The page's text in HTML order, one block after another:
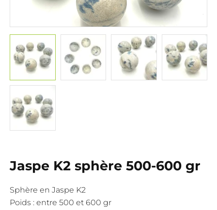
Jaspe K2 sphère 500-600 gr
Sphère en Jaspe K2
Poids : entre 500 et 600 gr